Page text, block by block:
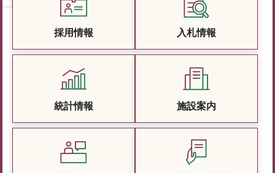
採用情報 入札情報
統計情報 施設案内